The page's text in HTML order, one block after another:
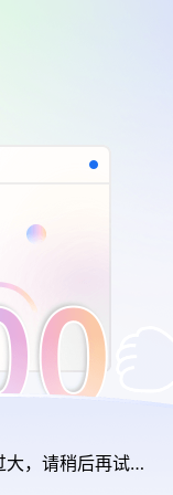
大，请稍后再试…